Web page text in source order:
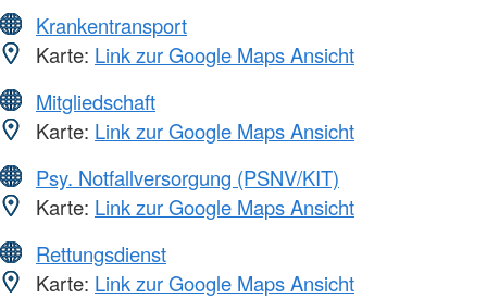
Krankentransport
Karte: Link zur Google Maps Ansicht
Mitgliedschaft
Karte: Link zur Google Maps Ansicht
Psy. Notfallversorgung (PSNV/KIT)
Karte: Link zur Google Maps Ansicht
Rettungsdienst
Karte: Link zur Google Maps Ansicht